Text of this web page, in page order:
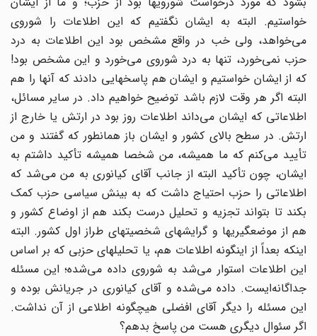
خواستیم. البته به ایشان نگفتیم که این اطلاعات را شوروی
می‌خواهد، ولی خب در واقع مشخص بود این اطلاعات به درد
حزب نمی‌خورد، تنها به درد شوروی می‌خورد و این مشخص بود!
که از ایشان خواستیم و ایشان هم پاسخهایی دادند که آنها را هم
البته اگر هر وقت لازم باشد توضیح خواهیم داد. در سایر مسائل،
اطلاعاتی که ایشان می‌داند اطلاعات روز بود در ارتش یا خارج از
ارتش. در سطح بالای کشور و ایشان باز همانطور که گفتند و من
تأیید می‌کنم که ما همیشه، من شخصا همیشه تأکید داشتم به
ایشان، چون تأکید البته از جانب آقای کیانوری به من می‌‌شد که
اطلاعاتی را حزب احتیاج داشت که به بینش سیاسی حزب کمک
بکند تا بتواند تجزیه و تحلیل درست بکند هم از اوضاع کشور و
هم از موضعگیریها و گرایشهای شخصیتهای طراز اول کشور. البته
اینکه بعداً از اینگونه اطلاعات هم، یا تحلیلهای حزبی که بر اساس
این اطلاعات استوار می‌شد به شوروی داده می‌شده؛ این مسئله
جداگانه‌ایست. داده می‌شده و آقای کیانوری در جریانش بوده و
این مسئله را دیگر آقای افضلی هیچگونه اطلاعی از آن نداشت.
اگر سئوال دیگری هست من پاسخ بدهم؟